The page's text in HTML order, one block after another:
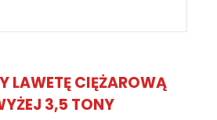
LAWETĘ CIĘŻAROWĄ
3,5 TONY